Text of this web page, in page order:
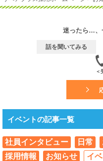
迷ったら…、
話を聞いてみる
＜
イベントの記事一覧
社員インタビュー 日常
採用情報
お知らせ イ